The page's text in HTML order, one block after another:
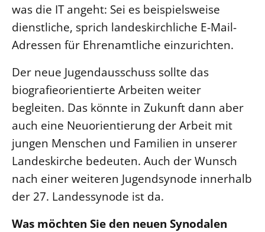
was die IT angeht: Sei es beispielsweise
dienstliche, sprich landeskirchliche E-Mail-
Adressen für Ehrenamtliche einzurichten.
Der neue Jugendausschuss sollte das
biografieorientierte Arbeiten weiter
begleiten. Das könnte in Zukunft dann aber
auch eine Neuorientierung der Arbeit mit
jungen Menschen und Familien in unserer
Landeskirche bedeuten. Auch der Wunsch
nach einer weiteren Jugendsynode innerhalb
der 27. Landessynode ist da.
Was möchten Sie den neuen Synodalen